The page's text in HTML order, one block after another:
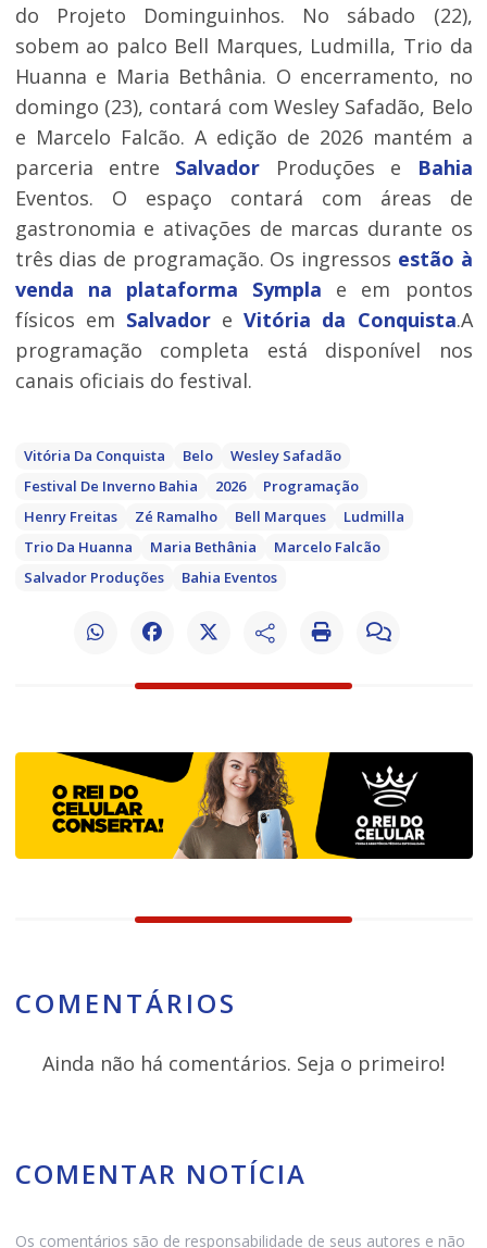
do Projeto Dominguinhos. No sábado (22),
sobem ao palco Bell Marques, Ludmilla, Trio da
Huanna e Maria Bethânia. O encerramento, no
domingo (23), contará com Wesley Safadão, Belo
e Marcelo Falcão. A edição de 2026 mantém a
parceria entre Salvador Produções e
Bahia
Eventos. O espaço contará com áreas de
gastronomia e ativações de marcas durante os
três dias de programação. Os ingressos estão à
venda na plataforma Sympla e em pontos
físicos em SalvadoreVitória da Conquista.A
programação completa está disponível nos
canais oficiais do festival.
Vitória Da Conquista Belo
Wesley Safadão
Festival De Inverno Bahia
2026
Programação
Henry Freitas
Zé Ramalho Bell Marques
Ludmilla
Trio Da Huanna
Maria Bethânia
Marcelo Falcão
Salvador Produções
Bahia Eventos
COMENTÁRIOS
Ainda não há comentários. Seja o primeiro!
COMENTAR NOTÍCIA
Os comentários são de responsabilidade de seus autores e não